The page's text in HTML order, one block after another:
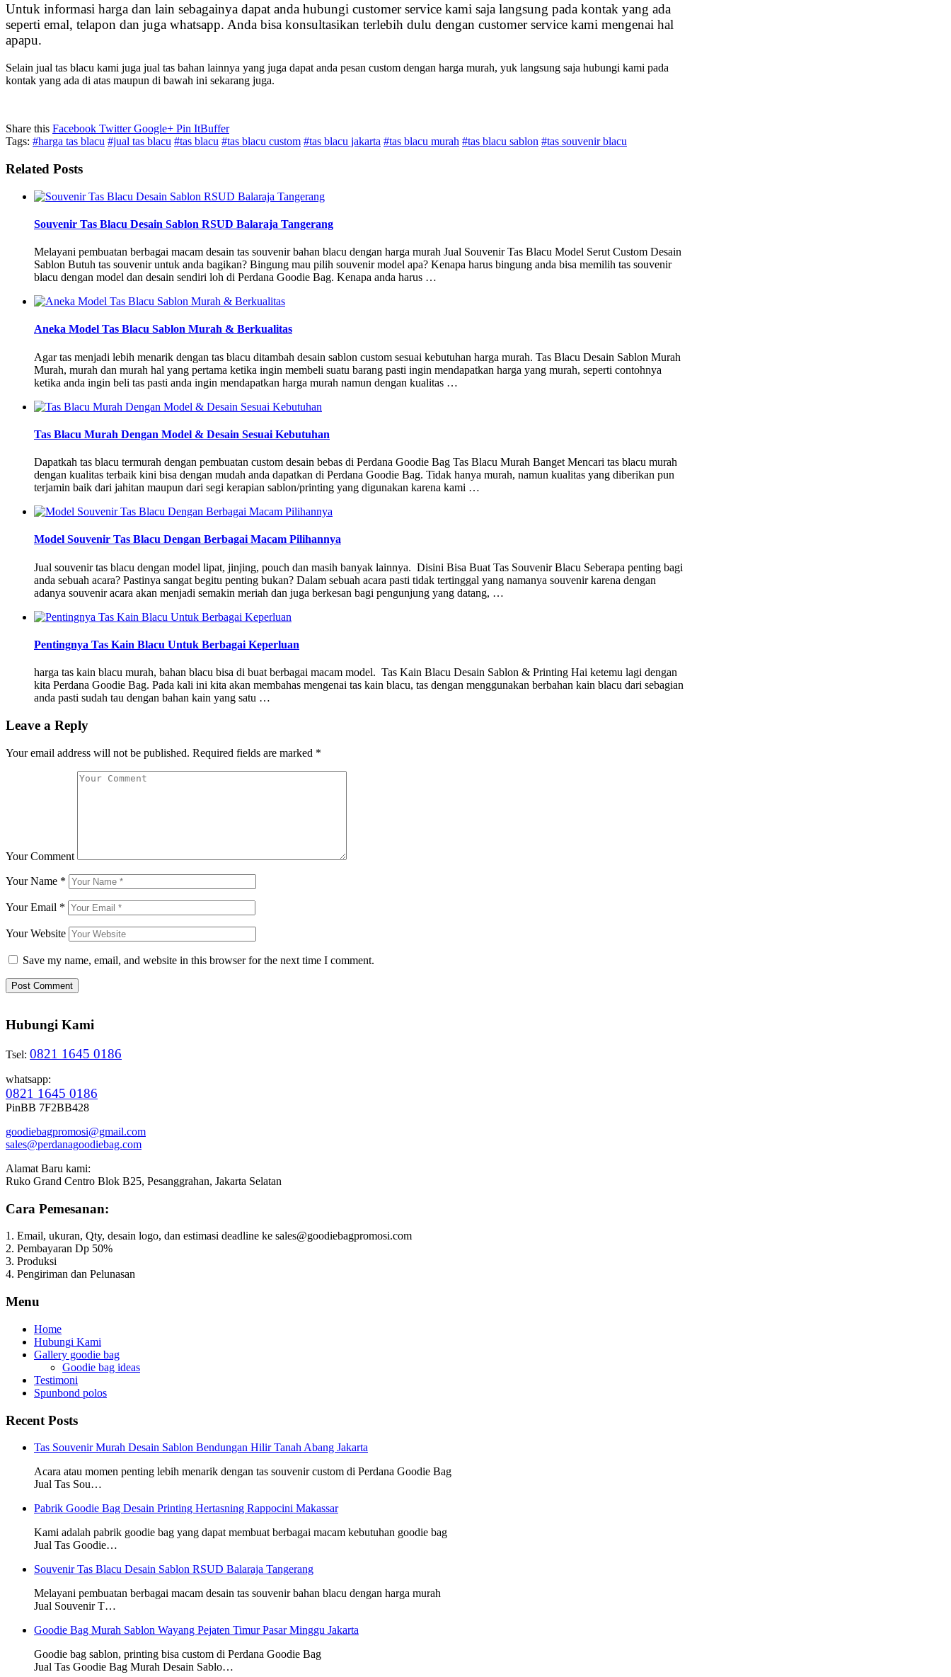
Untuk informasi harga dan lain sebagainya dapat anda hubungi customer service kami saja langsung pada kontak yang ada
seperti emal, telapon dan juga whatsapp. Anda bisa konsultasikan terlebih dulu dengan customer service kami mengenai hal
apapu.
Selain jual tas blacu kami juga jual tas bahan lainnya yang juga dapat anda pesan custom dengan harga murah, yuk langsung saja hubungi kami pada
kontak yang ada di atas maupun di bawah ini sekarang juga.
Share this Facebook TwitterGoogle+ Pin ItBuffer
Tags: #harga tas blacu #jual tas blacu #tas blacu #tas blacu custom #tas blacu jakarta #tas blacu murah #tas blacu sablon #tas souvenir blacu
Related Posts
Souvenir Tas Blacu Desain Sablon RSUD Balaraja Tangerang
Melayani pembuatan berbagai macam desain tas souvenir bahan blacu dengan harga murah Jual Souvenir Tas Blacu Model Serut Custom Desain
Sablon Butuh tas souvenir untuk anda bagikan? Bingung mau pilih souvenir model apa? Kenapa harus bingung anda bisa memilih tas souvenir
blacu dengan model dan desain sendiri loh di Perdana Goodie Bag. Kenapa anda harus …
Aneka Model Tas Blacu Sablon Murah & Berkualitas
Agar tas menjadi lebih menarik dengan tas blacu ditambah desain sablon custom sesuai kebutuhan harga murah. Tas Blacu Desain Sablon Murah
Murah, murah dan murah hal yang pertama ketika ingin membeli suatu barang pasti ingin mendapatkan harga yang murah, seperti contohnya
ketika anda ingin beli tas pasti anda ingin mendapatkan harga murah namun dengan kualitas …
Tas Blacu Murah Dengan Model & Desain Sesuai Kebutuhan
Dapatkah tas blacu termurah dengan pembuatan custom desain bebas di Perdana Goodie Bag Tas Blacu Murah Banget Mencari tas blacu murah
dengan kualitas terbaik kini bisa dengan mudah anda dapatkan di Perdana Goodie Bag. Tidak hanya murah, namun kualitas yang diberikan pun
terjamin baik dari jahitan maupun dari segi kerapian sablon/printing yang digunakan karena kami …
Model Souvenir Tas Blacu Dengan Berbagai Macam Pilihannya
Jual souvenir tas blacu dengan model lipat, jinjing, pouch dan masih banyak lainnya. Disini Bisa Buat Tas Souvenir Blacu Seberapa penting bagi
anda sebuah acara? Pastinya sangat begitu penting bukan? Dalam sebuah acara pasti tidak tertinggal yang namanya souvenir karena dengan
adanya souvenir acara akan menjadi semakin meriah dan juga berkesan bagi pengunjung yang datang, …
Pentingnya Tas Kain Blacu Untuk Berbagai Keperluan
harga tas kain blacu murah, bahan blacu bisa di buat berbagai macam model. Tas Kain Blacu Desain Sablon & Printing Hai ketemu lagi dengan
kita Perdana Goodie Bag. Pada kali ini kita akan membahas mengenai tas kain blacu, tas dengan menggunakan berbahan kain blacu dari sebagian
anda pasti sudah tau dengan bahan kain yang satu …
Leave a Reply
Your email address will not be published. Required fields are marked *
Your Comment
Your Name *
Your Email *
Your Website
Save my name, email, and website in this browser for the next time I comment.
Hubungi Kami
Tsel: 0821 1645 0186
whatsapp:
0821 1645 0186
PinBB 7F2BB428
goodiebagpromosi@gmail.com
sales@perdanagoodiebag.com
Alamat Baru kami:
Ruko Grand Centro Blok B25, Pesanggrahan, Jakarta Selatan
Cara Pemesanan:
1. Email, ukuran, Qty, desain logo, dan estimasi deadline ke sales@goodiebagpromosi.com
2. Pembayaran Dp 50%
3. Produksi
4. Pengiriman dan Pelunasan
Menu
Home
Hubungi Kami
Gallery goodie bag
Goodie bag ideas
Testimoni
Spunbond polos
Recent Posts
Tas Souvenir Murah Desain Sablon Bendungan Hilir Tanah Abang Jakarta
Acara atau momen penting lebih menarik dengan tas souvenir custom di Perdana Goodie Bag
Jual Tas Sou…
Pabrik Goodie Bag Desain Printing Hertasning Rappocini Makassar
Kami adalah pabrik goodie bag yang dapat membuat berbagai macam kebutuhan goodie bag
Jual Tas Goodie…
Souvenir Tas Blacu Desain Sablon RSUD Balaraja Tangerang
Melayani pembuatan berbagai macam desain tas souvenir bahan blacu dengan harga murah
Jual Souvenir T…
Goodie Bag Murah Sablon Wayang Pejaten Timur Pasar Minggu Jakarta
Goodie bag sablon, printing bisa custom di Perdana Goodie Bag
Jual Tas Goodie Bag Murah Desain Sablo…